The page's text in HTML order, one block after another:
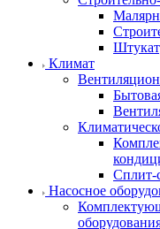
Климат
Сплит-
Насосное